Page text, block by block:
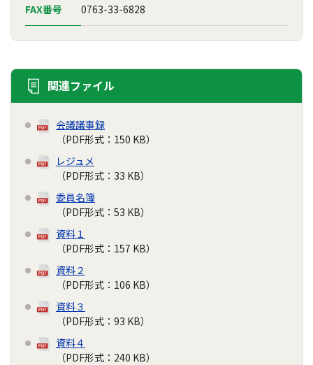
FAX番号 0763-33-6828
関連ファイル
会議議事録
（PDF形式：150 KB）
レジュメ
（PDF形式：33 KB）
委員名簿
（PDF形式：53 KB）
資料１
（PDF形式：157 KB）
資料２
（PDF形式：106 KB）
資料３
（PDF形式：93 KB）
資料４
（PDF形式：240 KB）